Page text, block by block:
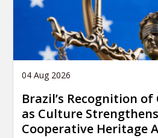
04 Aug 2026
Brazil’s Recognition
as Culture
Cooperative Heritage